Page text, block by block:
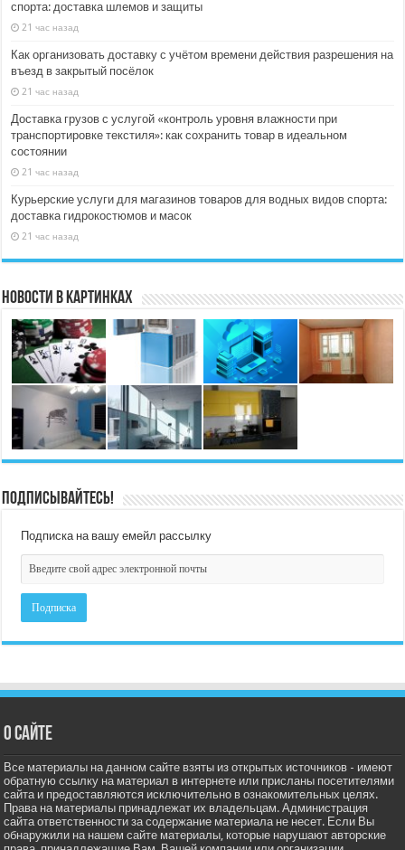
спорта: доставка шлемов и защиты
21 час назад
Как организовать доставку с учётом времени действия разрешения на
въезд в закрытый посёлок
21 час назад
Доставка грузов с услугой «контроль уровня влажности при
транспортировке текстиля»: как сохранить товар в идеальном
состоянии
21 час назад
Курьерские услуги для магазинов товаров для водных видов спорта:
доставка гидрокостюмов и масок
21 час назад
Новости в картинках
Подписывайтесь!
Подписка на вашу емейл рассылку
О сайте
Все материалы на данном сайте взяты из открытых источников - имеют
обратную ссылку на материал в интернете или присланы посетителями
сайта и предоставляются исключительно в ознакомительных целях.
Права на материалы принадлежат их владельцам. Администрация
сайта ответственности за содержание материала не несет. Если Вы
обнаружили на нашем сайте материалы, которые нарушают авторские